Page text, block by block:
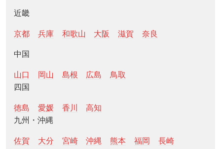
近畿
京都 兵庫 和歌山 大阪 滋賀 奈良
中国
山口 岡山 島根 広島
鳥取
四国
徳島 愛媛 香川
高知
九州・沖縄
佐賀 大分 宮崎 沖縄 熊本 福岡
長崎